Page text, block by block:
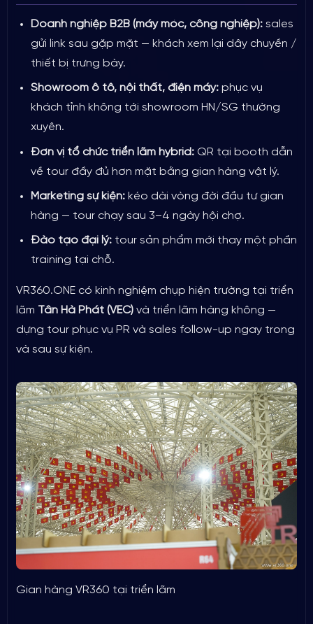
Doanh nghiệp B2B (máy móc, công nghiệp): sales
gửi link sau gặp mặt — khách xem lại dây chuyền /
thiết bị trưng bày.
Showroom ô tô, nội thất, điện máy: phục vụ
khách tỉnh không tới showroom HN/SG thường
xuyên.
Đơn vị tổ chức triển lãm hybrid: QR tại booth dẫn
về tour đầy đủ hơn mặt bằng gian hàng vật lý.
Marketing sự kiện: kéo dài vòng đời đầu tư gian
hàng — tour chạy sau 3–4 ngày hội chợ.
Đào tạo đại lý: tour sản phẩm mới thay một phần
training tại chỗ.
VR360.ONE có kinh nghiệm chụp hiện trường tại triển
lãm Tân Hà Phát (VEC)và triển lãm hàng không —
dựng tour phục vụ PR và sales follow-up ngay trong
và sau sự kiện.
Gian hàng VR360 tại triển lãm